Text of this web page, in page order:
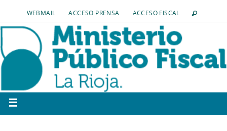
WEBMAIL ACCESO PRENSA ACCESO FISCAL